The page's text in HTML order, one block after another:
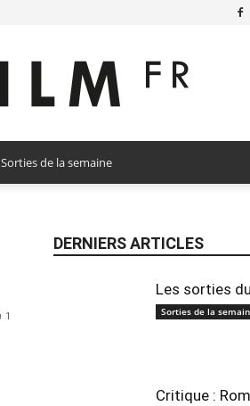
Sorties de la semaine
1
DERNIERS ARTICLES
Les sorties
Sorties de la
Critique :